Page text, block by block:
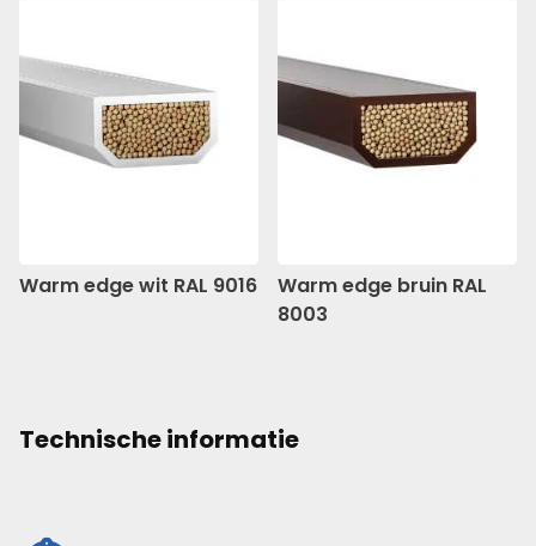
Warm edge wit RAL 9016
Warm edge bruin RAL
8003
Technische informatie